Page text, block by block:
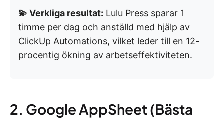
💫 Verkliga resultat: Lulu Press sparar 1
timme per dag och anställd med hjälp av
ClickUp Automations, vilket leder till en 12-
procentig ökning av arbetseffektiviteten.
2. Google AppSheet (Bästa